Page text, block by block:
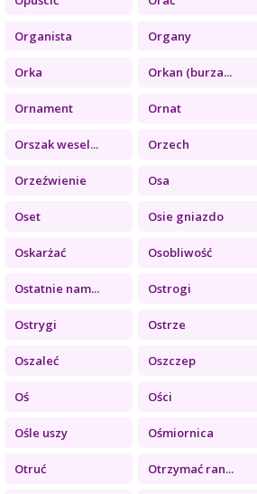
Organista Organy
Orka Orkan (burza...
Ornament Ornat
Orszak wesel... Orzech
Orzeźwienie Osa
Oset Osie gniazdo
Oskarżać Osobliwość
Ostatnie nam... Ostrogi
Ostrygi Ostrze
Oszaleć Oszczep
Oś Ości
Ośle uszy Ośmiornica
Otruć Otrzymać ran...